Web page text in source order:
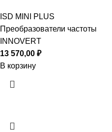
ISD MINI PLUS
Преобразователи частоты
INNOVERT
13 570,00 ₽
В корзину